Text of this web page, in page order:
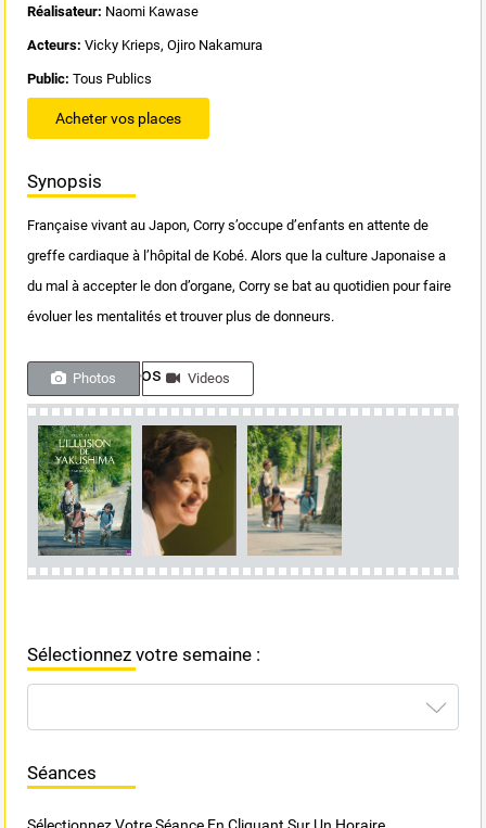
Réalisateur: Naomi Kawase
Acteurs:Vicky Krieps, Ojiro Nakamura
Public:Tous Publics
Acheter vos places
Synopsis
Française vivant au Japon, Corry s’occupe d’enfants en attente de
greffe cardiaque à l’hôpital de Kobé. Alors que la culture Japonaise a
du mal à accepter le don d’organe, Corry se bat au quotidien pour faire
évoluer les mentalités et trouver plus de donneurs.
Photos & videos
Photos Videos
Sélectionnez votre semaine :
Séances